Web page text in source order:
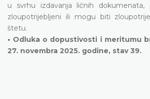
u svrhu izdavanja ličnih
zloupotrijebljeni ili mogu biti
štetu.
• Odluka o dopustivosti i meritumu
27. novembra 2025. godine, stav 39.